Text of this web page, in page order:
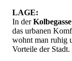
LAGE:
In der
das urbanen
wohnt man ruhig
Vorteile der Stadt.